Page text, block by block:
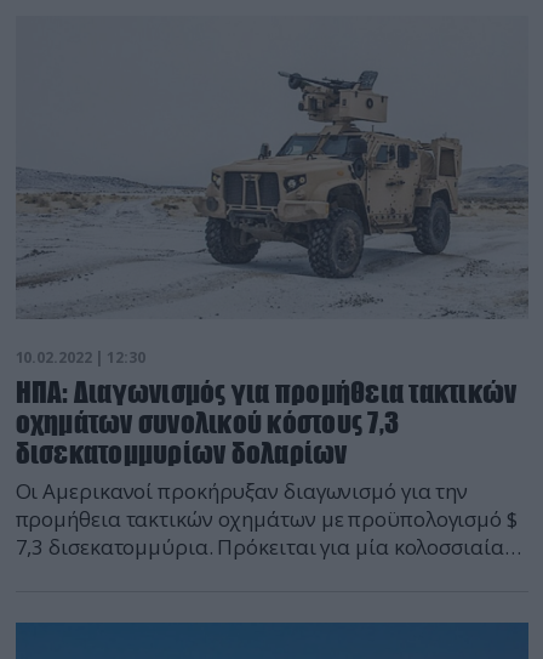
θεωρητικά αναμένει την παράδοση των υπολοίπων
10.02.2022 | 12:30
HΠΑ: Διαγωνισμός για προμήθεια τακτικών
οχημάτων συνολικού κόστους 7,3
δισεκατομμυρίων δολαρίων
Oι Αμερικανοί προκήρυξαν διαγωνισμό για την
προμήθεια τακτικών οχημάτων με προϋπολογισμό $
7,3 δισεκατομμύρια. Πρόκειται για μία κολοσσιαία
έχουν αναφέρει 17.000 οχήματα και 10.000